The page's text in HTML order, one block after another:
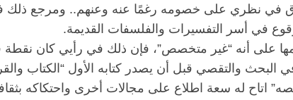
في نظري على خصومه رغمًا عنه وعنهم.. ومرجع ذلك
في أسر التفسيرات والفلسفات القديمة.
على أنه “غير متخصص”، فإن ذلك في رأيي كان نقطة
البحث والتقصي قبل أن يصدر كتابه الأول “الكتاب
اتاح له سعة اطلاع على مجالات أخرى واحتكاكه
مقعد شاغر على مائدة الإفطار.. يحيى
حسين عبدالهادي فارس مقاومة
الخصخصة الذي دافع عن المال العام
(بروفايل)
21 فبراير، 2026
فقيه